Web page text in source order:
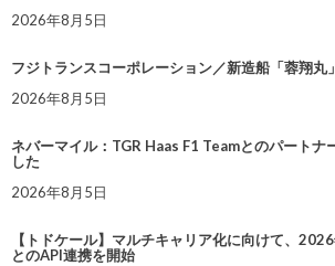
2026年8月5日
フジトランスコーポレーション／新造船「蓉翔丸
2026年8月5日
ネバーマイル：TGR Haas F1 Teamとのパートナ
した
2026年8月5日
【トドケール】マルチキャリア化に向けて、
とのAPI連携を開始